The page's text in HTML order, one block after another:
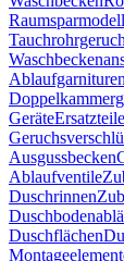
Raumsparmodell
Geräte
Ausgussbecken
Ablaufventile
Duschrinnen
Duschflächen